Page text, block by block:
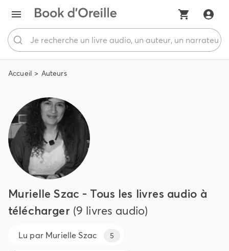
Accueil Auteurs
Murielle Szac - Tous les livres audio à
télécharger (9 livres audio)
Lu par Murielle Szac 5